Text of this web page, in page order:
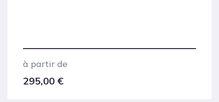
à partir de
295,00 €